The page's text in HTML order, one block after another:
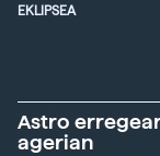
EKLIPSEA
Astro
agerian